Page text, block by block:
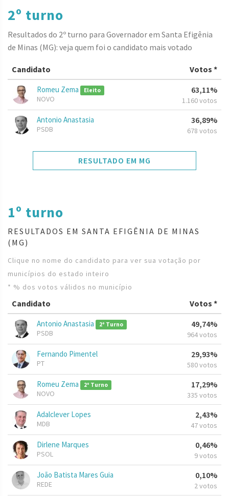
2º turno
Resultados do 2º turno para Governador em Santa Efigênia
de Minas (MG): veja quem foi o candidato mais votado
Candidato Votos *
Romeu Zema Eleito
NOVO
63,11%
1.160 votos
Antonio Anastasia
PSDB
36,89%
678 votos
RESULTADO EM MG
1º turno
RESULTADOS EM SANTA EFIGÊNIA DE MINAS
(MG)
Clique no nome do candidato para ver sua votação por
municípios do estado inteiro
* % dos votos válidos no município
Candidato Votos *
Antonio Anastasia 2º Turno
PSDB
49,74%
964 votos
Fernando Pimentel
PT
29,93%
580 votos
Romeu Zema 2º Turno
NOVO
17,29%
335 votos
Adalclever Lopes
MDB
2,43%
47 votos
Dirlene Marques
PSOL
0,46%
9 votos
João Batista Mares Guia
REDE
0,10%
2 votos